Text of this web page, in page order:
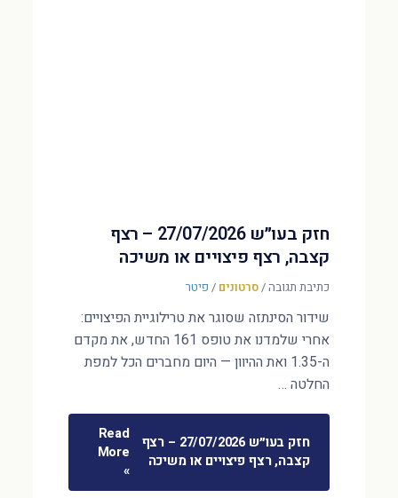
חזק בעו״ש 27/07/2026 – רצף
קצבה, רצף פיצויים או משיכה
כתיבת תגובה/סרטונים / פיטר
שידור הסינתזה שסוגר את טרילוגיית הפיצויים:
אחרי שלמדנו את טופס 161 החדש, את מקדם
ה-1.35 ואת ההיוון — היום מחברים הכל למפת
החלטה …
חזק בעו״ש 27/07/2026 – רצף
קצבה, רצף פיצויים או משיכה
Read
More
»